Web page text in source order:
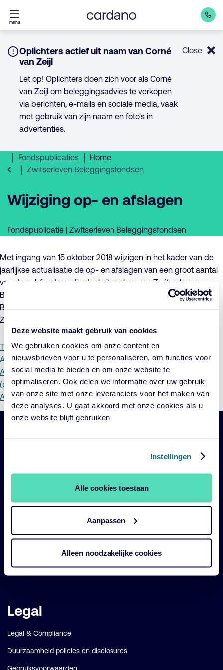
Deze website maakt gebruik van cookies
We gebruiken cookies om onze content en
nieuwsbrieven voor u te personaliseren, om functies voor
social media te bieden en om onze website te
optimaliseren. Ook delen we informatie over uw gebruik
van onze site met onze leveranciers voor het maken van
deze analyses. U gaat akkoord met onze cookies als u
onze website blijft gebruiken.
Instellingen
Alle cookies toestaan
Aanpassen
Alleen noodzakelijke cookies
Direct
naar
menu
Notice:
Oplichters actief uit naam van Corné
van Zeijl
Let op! Oplichters doen zich voor als Corné
van Zeijl om beleggingsadvies te verkopen
via berichten, e-mails en sociale media, vaak
met gebruik van zijn naam en foto's in
advertenties.
Close
Home
Fondspublicaties
Zwitserleven Beleggingsfondsen
Wijziging op- en afslagen
Fondspublicatie | Zwitserleven Beleggingsfondsen
Met ingang van 15 oktober 2018 wijzigen in het kader van de
jaarlijkse actualisatie de op- en afslagen van een groot aantal
van de subfondsen die deel uit maken van Zwitserleven
Beleggingsfondsen, Zwitserleven Institutionele
Beleggingsfondsen en Zwitserleven Mix Beleggingsfondsen.
Zie hiervoor de toelichting en de addenda.
Toelichting (pdf)
Addendum Zwitserleven Beleggingsfondsen. (pdf)
Addendum Zwitserleven Institutionele Beleggingsfondsen.
(pdf)
Addendum Zwitserleven Mix Beleggingsfondsen. (pdf)
Duurzaam
Strategieën
Legal
Legal & Compliance
Duurzaamheid policies en disclosures
Gebruiksvoorwaarden